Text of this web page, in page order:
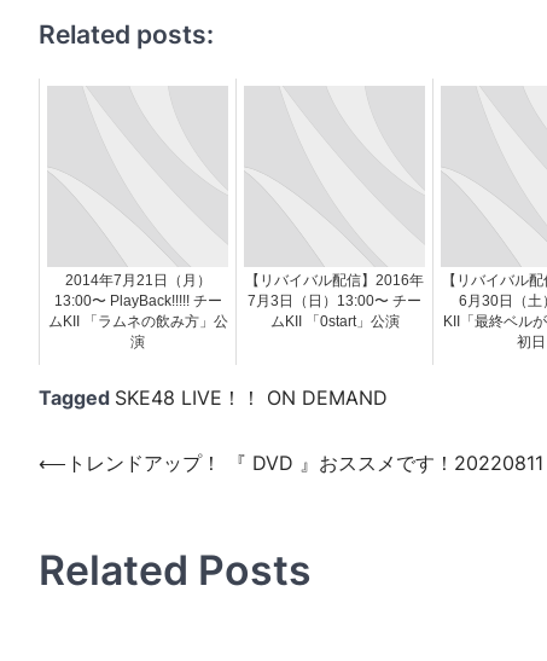
Related posts:
2014年7月21日（月）
13:00〜 PlayBack!!!!! チー
ムKII 「ラムネの飲み方」公
演
【リバイバル配信】2016年
7月3日（日）13:00〜 チー
ムKII 「0start」公演
【リバイバル
6月30日（土
KII「最終ベル
初日
Tagged SKE48 LIVE！！ ON DEMAND
投
ビ
⟵ トレンドアップ！ 『 DVD 』おススメです！20220811
Related Posts